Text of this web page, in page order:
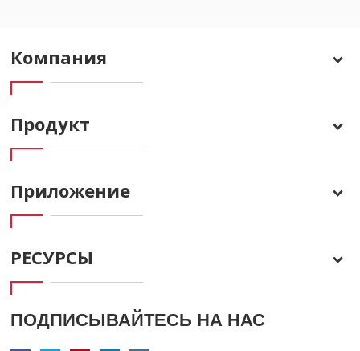
Компания
Продукт
Приложение
РЕСУРСЫ
ПОДПИСЫВАЙТЕСЬ НА НАС